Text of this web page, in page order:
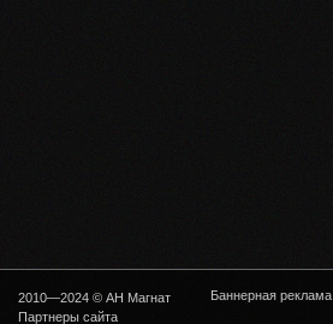
2010—2024 © АН Магнат
Партнеры сайта
Баннерная реклама